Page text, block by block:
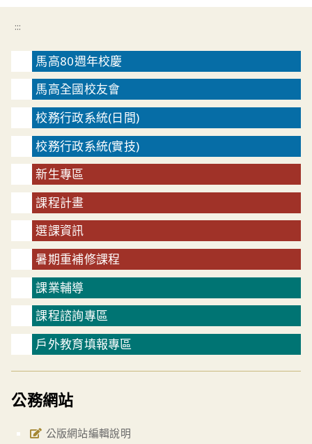
:::
馬高80週年校慶
馬高全國校友會
校務行政系統(日間)
校務行政系統(實技)
新生專區
課程計畫
選課資訊
暑期重補修課程
課業輔導
課程諮詢專區
戶外教育填報專區
公務網站
公版網站編輯說明